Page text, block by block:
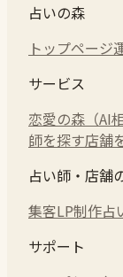
占いの森
トップページ
サービス
恋愛の森（AI相
師を探す店舗
占い師・店舗
集客LP制作占
サポート